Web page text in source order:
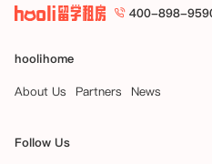
400-898-
hoolihome
About Us
Partners News
Follow Us